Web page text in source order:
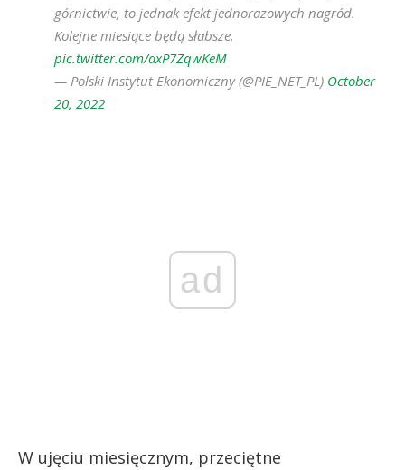
górnictwie, to jednak efekt jednorazowych nagród.
Kolejne miesiące będą słabsze.
pic.twitter.com/axP7ZqwKeM
— Polski Instytut Ekonomiczny (@PIE_NET_PL) October
20, 2022
ad
W ujęciu miesięcznym, przeciętne